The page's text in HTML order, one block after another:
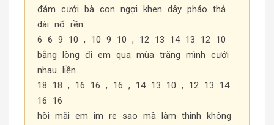
đám cưới bà con ngợi khen dây pháo thả
dài nổ rền
6 6 9 10 , 10 9 10 , 12 13 14 13 12 10
bằng lòng đi em qua mùa trăng mình cưới
nhau liền
18 18 , 16 16 , 16 , 14 13 10 , 12 13 14
16 16
hõi mãi em im re sao mà làm thinh không